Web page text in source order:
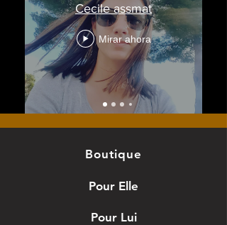
Cecile assmat
Mirar ahora
Boutique
Pour Elle
Pour Lui